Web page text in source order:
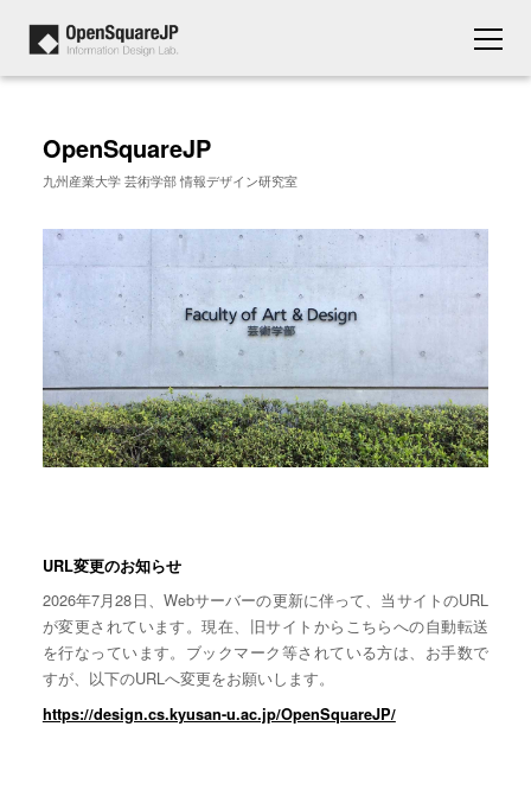
OpenSquareJP
九州産業大学 芸術学部 情報デザイン研究室
URL変更のお知らせ
2026年7月28日、Webサーバーの更新に伴って、当サイトのURL
が変更されています。現在、旧サイトからこちらへの自動転送
を行なっています。ブックマーク等されている方は、お手数で
すが、以下のURLへ変更をお願いします。
https://design.cs.kyusan-u.ac.jp/OpenSquareJP/